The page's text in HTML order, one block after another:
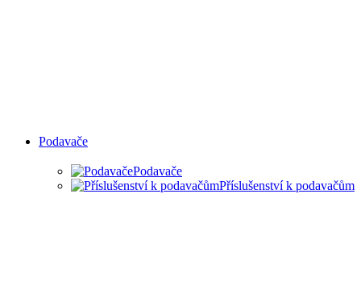
Podavače
Podavače
Příslušenství k podavačům